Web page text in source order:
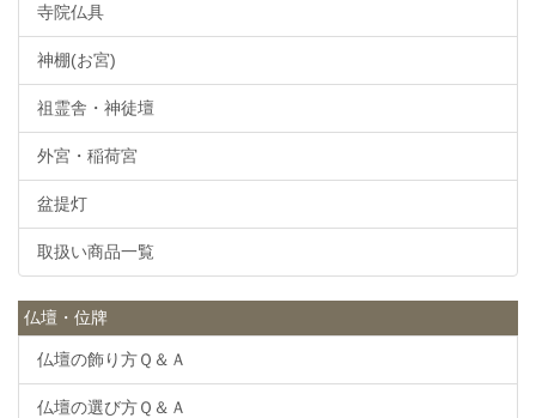
寺院仏具
神棚(お宮)
祖霊舎・神徒壇
外宮・稲荷宮
盆提灯
取扱い商品一覧
仏壇・位牌
仏壇の飾り方Ｑ＆Ａ
仏壇の選び方Ｑ＆Ａ